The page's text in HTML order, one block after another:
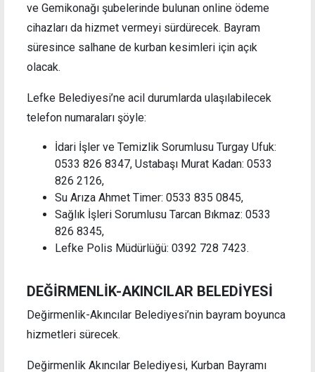
ve Gemikonağı şubelerinde bulunan online ödeme
cihazları da hizmet vermeyi sürdürecek. Bayram
süresince salhane de kurban kesimleri için açık
olacak.
Lefke Belediyesi’ne acil durumlarda ulaşılabilecek
telefon numaraları şöyle:
İdari İşler ve Temizlik Sorumlusu Turgay Ufuk:
0533 826 8347, Ustabaşı Murat Kadan: 0533
826 2126,
Su Arıza Ahmet Timer: 0533 835 0845,
Sağlık İşleri Sorumlusu Tarcan Bıkmaz: 0533
826 8345,
Lefke Polis Müdürlüğü: 0392 728 7423.
DEĞİRMENLİK-AKINCILAR BELEDİYESİ
Değirmenlik-Akıncılar Belediyesi’nin bayram boyunca
hizmetleri sürecek.
Değirmenlik Akıncılar Belediyesi, Kurban Bayramı